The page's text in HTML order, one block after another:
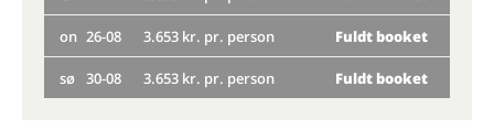
on 26-08 3.653 kr. pr. person Fuldt booket
sø 30-08 3.653 kr. pr. person Fuldt booket